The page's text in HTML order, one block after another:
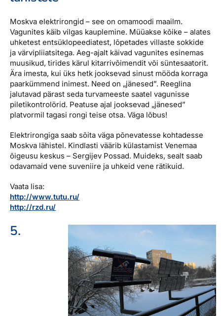
Moskva elektrirongid – see on omamoodi maailm.
Vagunites käib vilgas kauplemine. Müüakse kõike – alates
uhketest entsüklopeediatest, lõpetades villaste sokkide
ja värvipliiatsitega. Aeg-ajalt käivad vagunites esinemas
muusikud, tirides kärul kitarrivõimendit või süntesaatorit.
Ära imesta, kui üks hetk jooksevad sinust mööda korraga
paarkümmend inimest. Need on „jänesed”. Reeglina
jalutavad pärast seda turvameeste saatel vagunisse
piletikontrolörid. Peatuse ajal jooksevad „jänesed”
platvormil tagasi rongi teise otsa. Väga lõbus!
Elektrirongiga saab sõita väga põnevatesse kohtadesse
Moskva lähistel. Kindlasti väärib külastamist Venemaa
õigeusu keskus – Sergijev Possad. Muideks, sealt saab
odavamaid vene suveniire ja uhkeid vene rätikuid.
Vaata lisa:
http://www.tutu.ru/
http://rzd.ru/
5.